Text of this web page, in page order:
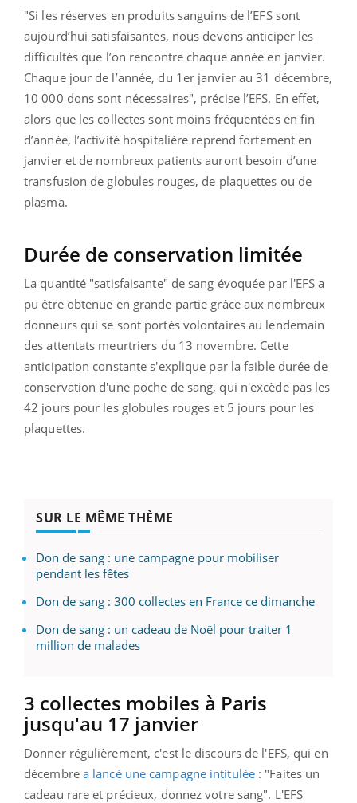
"Si les réserves en produits sanguins de l’EFS sont
aujourd’hui satisfaisantes, nous devons anticiper les
difficultés que l’on rencontre chaque année en janvier.
Chaque jour de l’année, du 1er janvier au 31 décembre,
10 000 dons sont nécessaires", précise l’EFS. En effet,
alors que les collectes sont moins fréquentées en fin
d’année, l’activité hospitalière reprend fortement en
janvier et de nombreux patients auront besoin d’une
transfusion de globules rouges, de plaquettes ou de
plasma.
Durée de conservation limitée
La quantité "satisfaisante" de sang évoquée par l'EFS a
pu être obtenue en grande partie grâce aux nombreux
donneurs qui se sont portés volontaires au lendemain
des attentats meurtriers du 13 novembre. Cette
anticipation constante s'explique par la faible durée de
conservation d'une poche de sang, qui n'excède pas les
42 jours pour les globules rouges et 5 jours pour les
plaquettes.
SUR LE MÊME THÈME
Don de sang : une campagne pour mobiliser
pendant les fêtes
Don de sang : 300 collectes en France ce dimanche
Don de sang : un cadeau de Noël pour traiter 1
million de malades
3 collectes mobiles à Paris
jusqu'au 17 janvier
Donner régulièrement, c'est le discours de l'EFS, qui en
décembre a lancé une campagne intitulée : "Faites un
cadeau rare et précieux, donnez votre sang". L'EFS